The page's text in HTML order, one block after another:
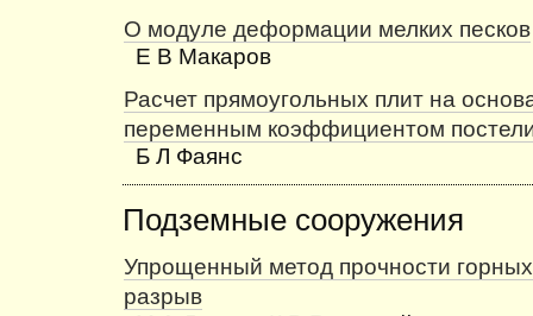
О модуле деформации мелких песков
Е В Макаров
Расчет прямоугольных плит на
переменным коэффициентом
Б Л Фаянс
Подземные сооружения
Упрощенный метод прочности
разрыв